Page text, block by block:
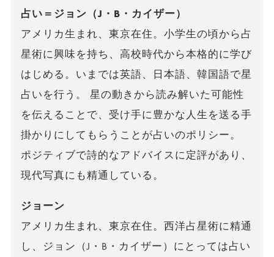
占い＝ジョン（J・B・カイザー）
アメリカ生まれ、東京在住。小学生の頃から占
星術に興味を持ち、高校時代から本格的に学び
はじめる。いまでは英語、日本語、韓国語で星
占いを行う。 星の動きから読み解いた可能性
を伝えることで、受け手に豊かな人生を送る手
掛かりにしてもらうことが占いのポリシー。
ポジティブで詩的なアドバイスに定評があり、
現代写真にも精通している。
ジョーン
アメリカ生まれ、東京在住。西洋占星術に精通
し、ジョン（J・B・カイザー）にとっては占い